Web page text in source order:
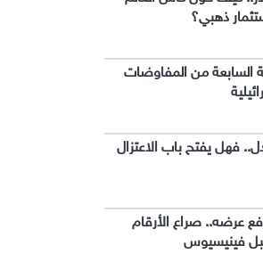
ذهبي؟
السابعة من المفاوضات
فهل يفتح باب الاعتزال
عرضه.. صراع الأرقام
فينيسيوس